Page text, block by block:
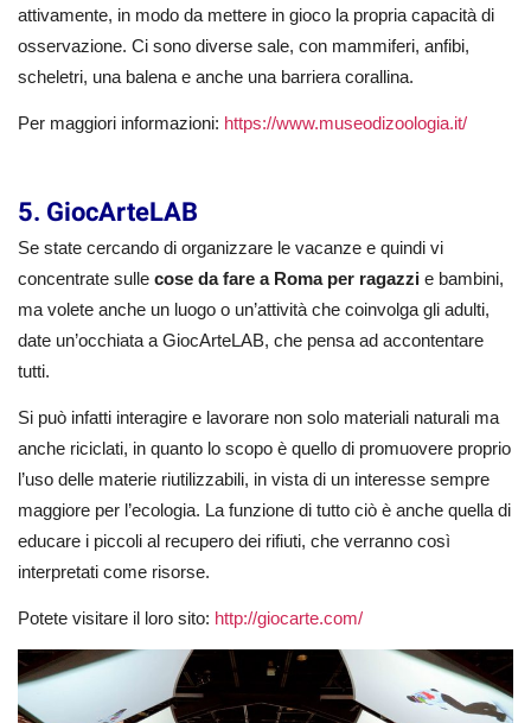
attivamente, in modo da mettere in gioco la propria capacità di
osservazione. Ci sono diverse sale, con mammiferi, anfibi,
scheletri, una balena e anche una barriera corallina.
Per maggiori informazioni: https://www.museodizoologia.it/
5. GiocArteLAB
Se state cercando di organizzare le vacanze e quindi vi
concentrate sulle cose da fare a Roma per ragazzi e bambini,
ma volete anche un luogo o un’attività che coinvolga gli adulti,
date un’occhiata a GiocArteLAB, che pensa ad accontentare
tutti.
Si può infatti interagire e lavorare non solo materiali naturali ma
anche riciclati, in quanto lo scopo è quello di promuovere proprio
l’uso delle materie riutilizzabili, in vista di un interesse sempre
maggiore per l’ecologia. La funzione di tutto ciò è anche quella di
educare i piccoli al recupero dei rifiuti, che verranno così
interpretati come risorse.
Potete visitare il loro sito: http://giocarte.com/